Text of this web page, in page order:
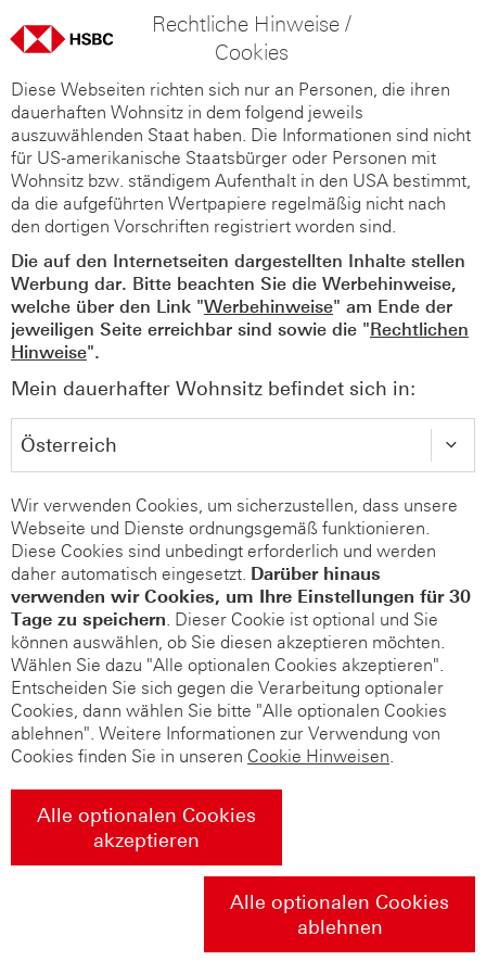
Rechtliche Hinweise /
Cookies
Diese Webseiten richten sich nur an Personen, die ihren
dauerhaften Wohnsitz in dem folgend jeweils
auszuwählenden Staat haben. Die Informationen sind nicht
für US-amerikanische Staatsbürger oder Personen mit
Wohnsitz bzw. ständigem Aufenthalt in den USA bestimmt,
da die aufgeführten Wertpapiere regelmäßig nicht nach
den dortigen Vorschriften registriert worden sind.
Die auf den Internetseiten dargestellten Inhalte stellen
Werbung dar. Bitte beachten Sie die Werbehinweise,
welche über den Link "Werbehinweise" am Ende der
jeweiligen Seite erreichbar sind sowie die "Rechtlichen
Hinweise".
Mein dauerhafter Wohnsitz befindet sich in:
Wir verwenden Cookies, um sicherzustellen, dass unsere
Webseite und Dienste ordnungsgemäß funktionieren.
Diese Cookies sind unbedingt erforderlich und werden
daher automatisch eingesetzt. Darüber hinaus
verwenden wir Cookies, um Ihre Einstellungen für 30
Tage zu speichern. Dieser Cookie ist optional und Sie
können auswählen, ob Sie diesen akzeptieren möchten.
Wählen Sie dazu "Alle optionalen Cookies akzeptieren".
Entscheiden Sie sich gegen die Verarbeitung optionaler
Cookies, dann wählen Sie bitte "Alle optionalen Cookies
ablehnen". Weitere Informationen zur Verwendung von
Cookies finden Sie in unseren Cookie Hinweisen.
Alle optionalen Cookies
akzeptieren
Alle optionalen Cookies
ablehnen